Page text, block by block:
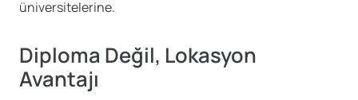
üniversitelerine.
Diploma Değil, Lokasyon
Avantajı